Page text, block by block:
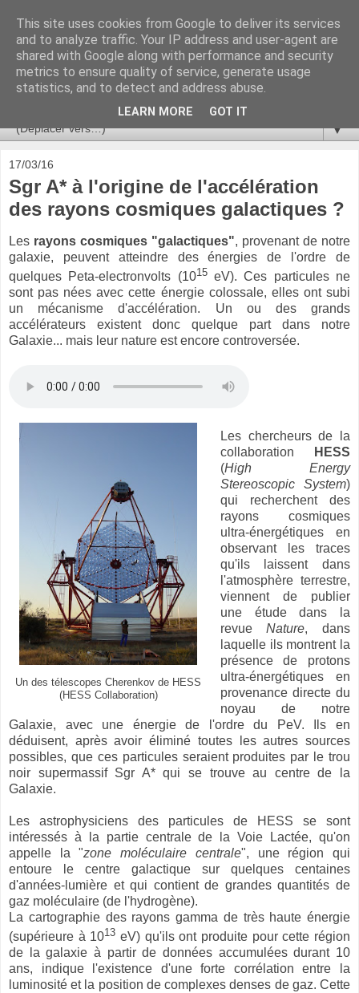
Ça se passe là haut
Astronomie, Astrophysique, Astroparticules, Cosmologie.
L'infini se contemple, indéfiniment. ISSN 2272-5768
▼
17/03/16
Sgr A* à l'origine de l'accélération
des rayons cosmiques galactiques ?
Les rayons cosmiques "galactiques", provenant de notre
galaxie, peuvent atteindre des énergies de l'ordre de
quelques Peta-electronvolts (1015eV). Ces particules ne
sont pas nées avec cette énergie colossale, elles ont subi
un mécanisme d'accélération. Un ou des grands
accélérateurs existent donc quelque part dans notre
Galaxie... mais leur nature est encore controversée.
Un des télescopes Cherenkov de HESS
(HESS Collaboration)
Les chercheurs de la
collaboration
HESS
(High Energy
Stereoscopic System)
qui recherchent des
rayons cosmiques
ultra-énergétiques en
observant les traces
qu'ils laissent dans
l'atmosphère terrestre,
viennent de publier
une étude dans la
revueNature, dans
laquelle ils montrent la
présence de protons
ultra-énergétiques en
provenance directe du
noyau de notre
Galaxie, avec une énergie de l'ordre du PeV. Ils en
déduisent, après avoir éliminé toutes les autres sources
possibles, que ces particules seraient produites par le trou
noir supermassif Sgr A* qui se trouve au centre de la
Galaxie.
Les astrophysiciens des particules de HESS se sont
intéressés à la partie centrale de la Voie Lactée, qu'on
appelle la "zone moléculaire centrale", une région qui
entoure le centre galactique sur quelques centaines
d'années-lumière et qui contient de grandes quantités de
gaz moléculaire (de l'hydrogène).
La cartographie des rayons gamma de très haute énergie
(supérieure à 1013 eV) qu'ils ont produite pour cette région
de la galaxie à partir de données accumulées durant 10
ans, indique l'existence d'une forte corrélation entre la
luminosité et la position de complexes denses de gaz. Cette
This site uses cookies from Google to deliver its services
and to analyze traffic. Your IP address and user-agent are
shared with Google along with performance and security
metrics to ensure quality of service, generate usage
statistics, and to detect and address abuse.
LEARN MORE GOT IT